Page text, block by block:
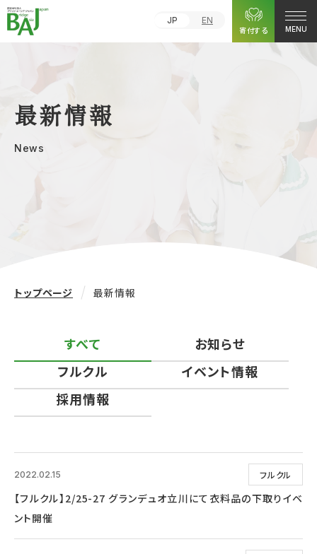
JP
EN
寄付する
MENU
最新情報
News
トップページ 最新情報
すべて
お知らせ
フルクル
イベント情報
採用情報
フルクル
2022.02.15
【フルクル】2/25-27 グランデュオ立川にて衣料品の下取りイベ
ント開催